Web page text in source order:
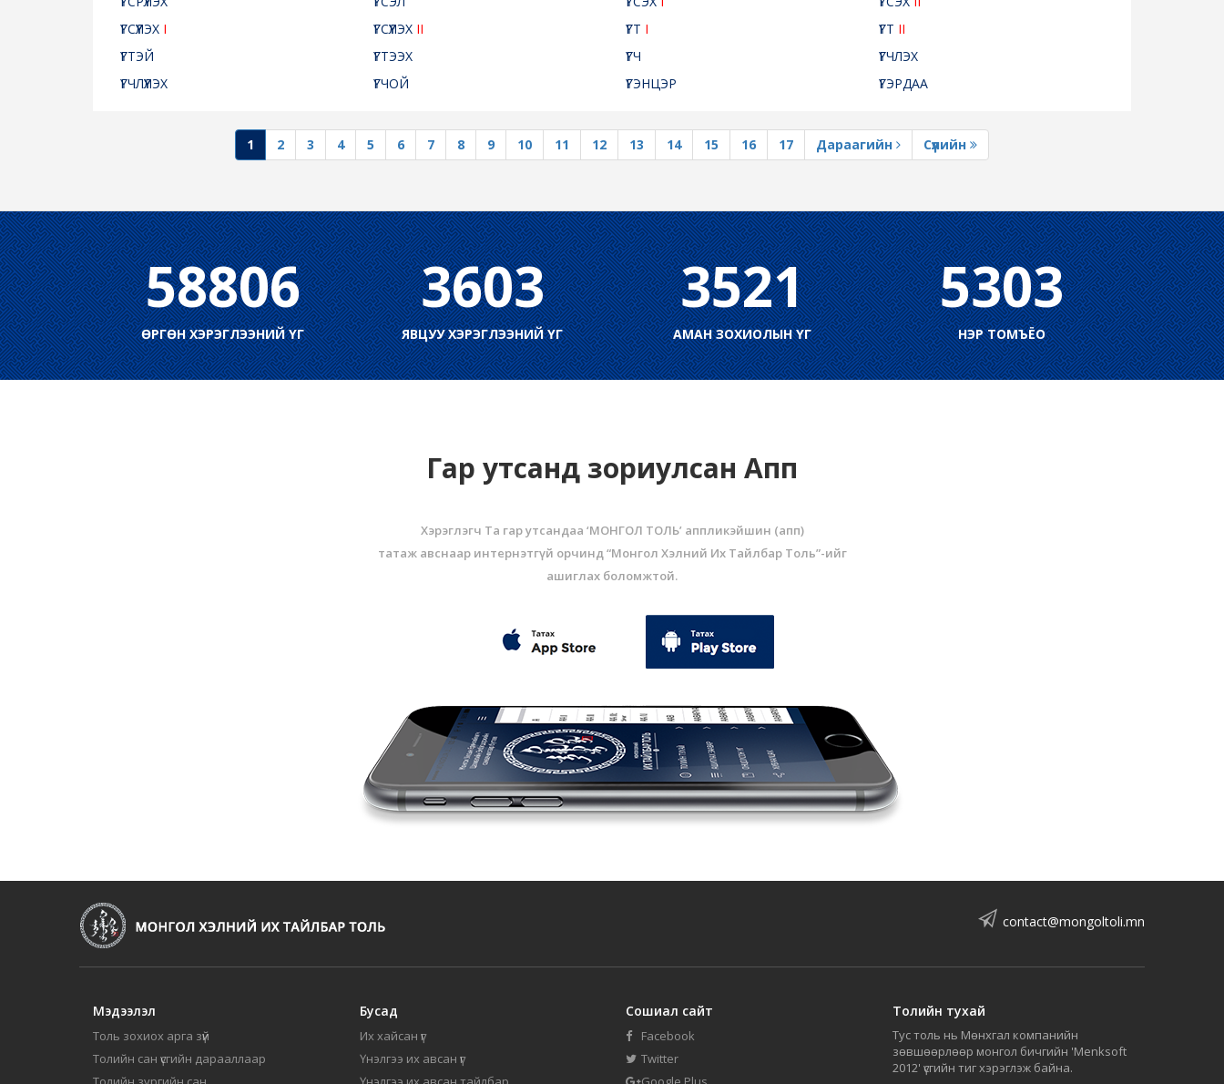
ҮГСҮҮЛЭХ I ҮГСҮҮЛЭХ II ҮГТ I ҮГТ II
ҮГТЭЙ
ҮГТЭЭХ ҮГЧ
ҮГЧЛЭХ
ҮГЧЛҮҮЛЭХ
ҮГЧОЙ ҮГЭНЦЭР ҮГЭРДАА
1 2 3 4 5 6 7 8 9 10 11 12 13 14 15 16 17 Дараагийн Сүүлийн
58806
ӨРГӨН ХЭРЭГЛЭЭНИЙ ҮГ
3603
ЯВЦУУ ХЭРЭГЛЭЭНИЙ ҮГ
3521
АМАН ЗОХИОЛЫН ҮГ
5303
НЭР ТОМЪЁО
Гар утсанд зориулсан Апп
Хэрэглэгч Та гар утсандаа ‘МОНГОЛ ТОЛЬ’ аппликэйшин (aпп)
татаж авснаар интернэтгүй орчинд “Монгол Хэлний Их Тайлбар Толь”-ийг
ашиглах боломжтой.
contact@mongoltoli.mn
Мэдээлэл
Толь зохиох арга зүй
Толийн сан үсгийн дарааллаар
Бусад
Их хайсан үг
Үнэлгээ их авсан үг
Сошиал сайт
Facebook
Twitter
Толийн тухай
Тус толь нь Мөнхгал компанийн
зөвшөөрлөөр монгол бичгийн 'Menksoft
2012' үсгийн тиг хэрэглэж байна.